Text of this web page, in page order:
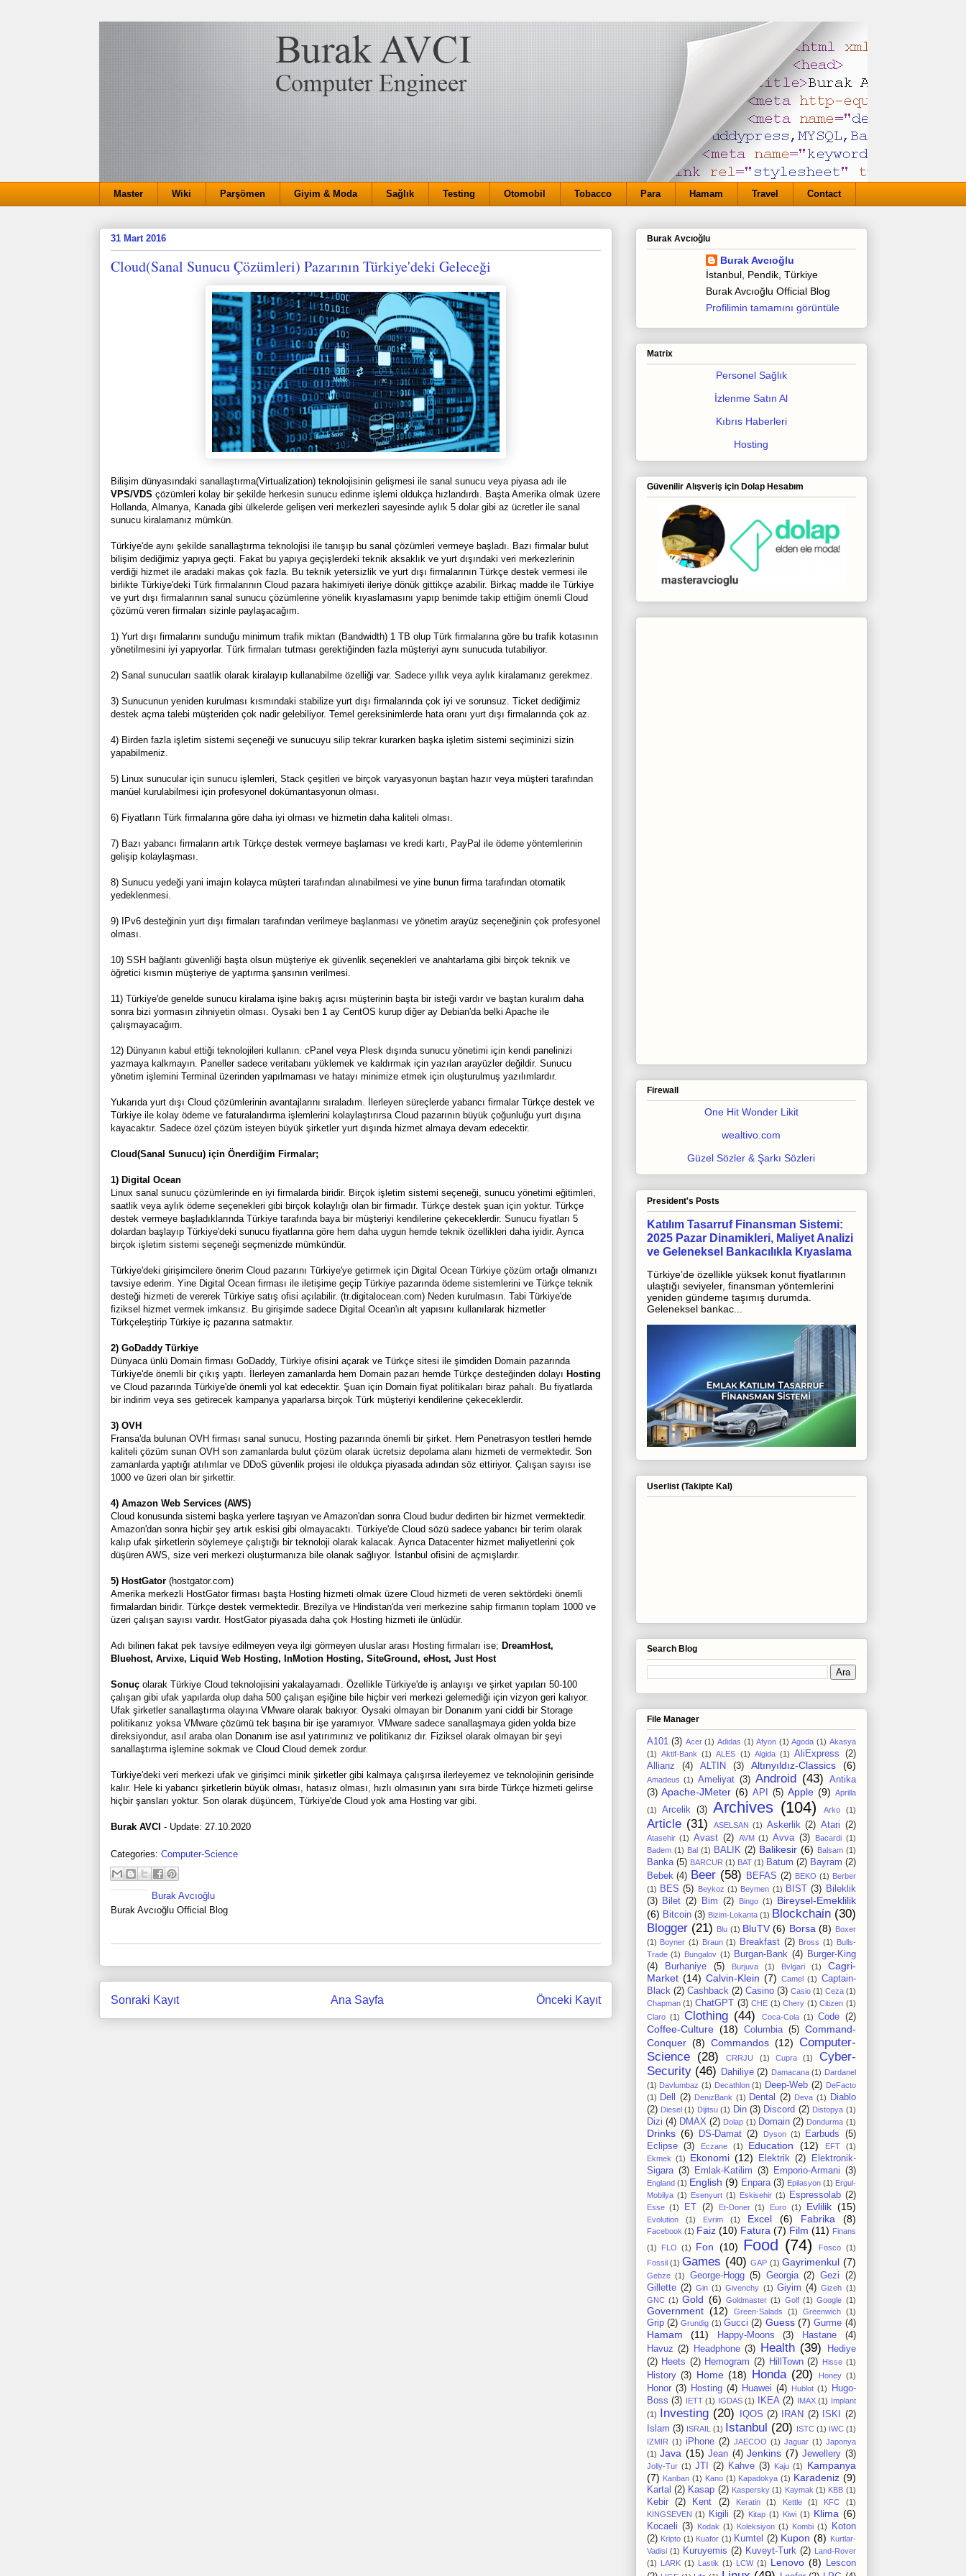
Master Wiki Parşömen Giyim & Moda Sağlık Testing Otomobil Tobacco Para Hamam Travel Contact
31 Mart 2016
Cloud(Sanal Sunucu Çözümleri) Pazarının Türkiye'deki Geleceği
Bilişim dünyasındaki sanallaştırma(Virtualization) teknolojisinin gelişmesi ile sanal sunucu veya piyasa adı ile
VPS/VDS çözümleri kolay bir şekilde herkesin sunucu edinme işlemi oldukça hızlandırdı. Başta Amerika olmak üzere
Hollanda, Almanya, Kanada gibi ülkelerde gelişen veri merkezleri sayesinde aylık 5 dolar gibi az ücretler ile sanal
sunucu kiralamanız mümkün.
Türkiye'de aynı şekilde sanallaştırma teknolojisi ile tanışıp bu sanal çözümleri vermeye başladı. Bazı firmalar bulut
bilişim dediğimiz yapıya geçti. Fakat bu yapıya geçişlerdeki teknik aksaklık ve yurt dışındaki veri merkezlerinin
verdiği hizmet ile aradaki makas çok fazla. Bu teknik yetersizlik ve yurt dışı firmalarının Türkçe destek vermesi ile
birlikte Türkiye'deki Türk firmalarının Cloud pazara hakimiyeti ileriye dönük gittikçe azabilir. Birkaç madde ile Türkiye
ve yurt dışı firmalarının sanal sunucu çözümlerine yönelik kıyaslamasını yapıp benimde takip ettiğim önemli Cloud
çözümü veren firmaları sizinle paylaşacağım.
1) Yurt dışı firmalarını sunduğu minimum trafik miktarı (Bandwidth) 1 TB olup Türk firmalarına göre bu trafik kotasının
yönetilmesini iyi yapıyorlar. Türk firmaları tutması gerektiğinden fazla müşteriyi aynı sunucuda tutabiliyor.
2) Sanal sunucuları saatlik olarak kiralayıp kullanabilme özelliği var. Sadece yıllık veya aylık kiralamanız gerekmez.
3) Sunucunun yeniden kurulması kısmındaki stabilize yurt dışı firmalarında çok iyi ve sorunsuz. Ticket dediğimiz
destek açma talebi müşteriden çok nadir gelebiliyor. Temel gereksinimlerde hata oranı yurt dışı firmalarında çok az.
4) Birden fazla işletim sistemi seçeneği ve sunucuyu silip tekrar kurarken başka işletim sistemi seçiminizi sizin
yapabilmeniz.
5) Linux sunucular için sunucu işlemleri, Stack çeşitleri ve birçok varyasyonun baştan hazır veya müşteri tarafından
manüel kurulabilmesi için profesyonel dokümantasyonun olması.
6) Fiyatların Türk firmalarına göre daha iyi olması ve hizmetin daha kaliteli olması.
7) Bazı yabancı firmaların artık Türkçe destek vermeye başlaması ve kredi kartı, PayPal ile ödeme yöntemlerinin
gelişip kolaylaşması.
8) Sunucu yedeği yani imajın kolayca müşteri tarafından alınabilmesi ve yine bunun firma tarafından otomatik
yedeklenmesi.
9) IPv6 desteğinin yurt dışı firmaları tarafından verilmeye başlanması ve yönetim arayüz seçeneğinin çok profesyonel
olması.
10) SSH bağlantı güvenliği başta olsun müşteriye ek güvenlik seçenekleri ve anahtarlama gibi birçok teknik ve
öğretici kısmın müşteriye de yaptırma şansının verilmesi.
11) Türkiye'de genelde sunucu kiralama işine bakış açısı müşterinin başta bir isteği vardır ve baştan kuralım daha
sonra bizi yormasın zihniyetin olması. Oysaki ben 1 ay CentOS kurup diğer ay Debian'da belki Apache ile
çalışmayacağım.
12) Dünyanın kabul ettiği teknolojileri kullanın. cPanel veya Plesk dışında sunucu yönetimi için kendi panelinizi
yazmaya kalkmayın. Paneller sadece veritabanı yüklemek ve kaldırmak için yazılan arayüzler değildir. Sunucu
yönetim işlemini Terminal üzerinden yapılmaması ve hatayı minimize etmek için oluşturulmuş yazılımlardır.
Yukarıda yurt dışı Cloud çözümlerinin avantajlarını sıraladım. İlerleyen süreçlerde yabancı firmalar Türkçe destek ve
Türkiye ile kolay ödeme ve faturalandırma işlemlerini kolaylaştırırsa Cloud pazarının büyük çoğunluğu yurt dışına
kayacaktır. Sadece özel çözüm isteyen büyük şirketler yurt dışında hizmet almaya devam edecektir.
Cloud(Sanal Sunucu) için Önerdiğim Firmalar;
1) Digital Ocean
Linux sanal sunucu çözümlerinde en iyi firmalarda biridir. Birçok işletim sistemi seçeneği, sunucu yönetimi eğitimleri,
saatlik veya aylık ödeme seçenekleri gibi birçok kolaylığı olan bir firmadır. Türkçe destek şuan için yoktur. Türkçe
destek vermeye başladıklarında Türkiye tarafında baya bir müşteriyi kendilerine çekeceklerdir. Sunucu fiyatları 5
dolardan başlayıp Türkiye'deki sunucu fiyatlarına göre hem daha uygun hemde teknik özellikleri daha iyidir. Ayrıca
birçok işletim sistemi seçeneği seçmenizde mümkündür.
Türkiye'deki girişimcilere önerim Cloud pazarını Türkiye'ye getirmek için Digital Ocean Türkiye çözüm ortağı olmanızı
tavsiye ederim. Yine Digital Ocean firması ile iletişime geçip Türkiye pazarında ödeme sistemlerini ve Türkçe teknik
desteği hizmeti de vererek Türkiye satış ofisi açılabilir. (tr.digitalocean.com) Neden kurulmasın. Tabi Türkiye'de
fiziksel hizmet vermek imkansız. Bu girişimde sadece Digital Ocean'ın alt yapısını kullanılarak hizmetler
Türkçeleştirip Türkiye iç pazarına satmaktır.
2) GoDaddy Türkiye
Dünyaca ünlü Domain firması GoDaddy, Türkiye ofisini açarak ve Türkçe sitesi ile şimdiden Domain pazarında
Türkiye'de önemli bir çıkış yaptı. İlerleyen zamanlarda hem Domain pazarı hemde Türkçe desteğinden dolayı Hosting
ve Cloud pazarında Türkiye'de önemli yol kat edecektir. Şuan için Domain fiyat politikaları biraz pahalı. Bu fiyatlarda
bir indirim veya ses getirecek kampanya yaparlarsa birçok Türk müşteriyi kendilerine çekeceklerdir.
3) OVH
Fransa'da bulunan OVH firması sanal sunucu, Hosting pazarında önemli bir şirket. Hem Penetrasyon testleri hemde
kaliteli çözüm sunan OVH son zamanlarda bulut çözüm olarak ücretsiz depolama alanı hizmeti de vermektedir. Son
zamanlarda yaptığı atılımlar ve DDoS güvenlik projesi ile oldukça piyasada adından söz ettiriyor. Çalışan sayısı ise
1000 ve üzeri olan bir şirkettir.
4) Amazon Web Services (AWS)
Cloud konusunda sistemi başka yerlere taşıyan ve Amazon'dan sonra Cloud budur dedirten bir hizmet vermektedir.
Amazon'dan sonra hiçbir şey artık eskisi gibi olmayacaktı. Türkiye'de Cloud sözü sadece yabancı bir terim olarak
kalıp ufak şirketlerin söylemeye çalıştığı bir teknoloji olarak kalacak. Ayrıca Datacenter hizmet maliyetlerini çok
düşüren AWS, size veri merkezi oluşturmanıza bile olanak sağlıyor. İstanbul ofisini de açmışlardır.
5) HostGator (hostgator.com)
Amerika merkezli HostGator firması başta Hosting hizmeti olmak üzere Cloud hizmeti de veren sektördeki önemli
firmalardan biridir. Türkçe destek vermektedir. Brezilya ve Hindistan'da veri merkezine sahip firmanın toplam 1000 ve
üzeri çalışan sayısı vardır. HostGator piyasada daha çok Hosting hizmeti ile ünlüdür.
Adı bilinen fakat pek tavsiye edilmeyen veya ilgi görmeyen uluslar arası Hosting firmaları ise; DreamHost,
Bluehost, Arvixe, Liquid Web Hosting, InMotion Hosting, SiteGround, eHost, Just Host
Sonuçolarak Türkiye Cloud teknolojisini yakalayamadı. Özellikle Türkiye'de iş anlayışı ve şirket yapıları 50-100
çalışan gibi ufak yapılarda olup daha 500 çalışan eşiğine bile hiçbir veri merkezi gelemediği için vizyon geri kalıyor.
Ufak şirketler sanallaştırma olayına VMware olarak bakıyor. Oysaki olmayan bir Donanım yani ciddi bir Storage
politikanız yoksa VMware çözümü tek başına bir işe yaramıyor. VMware sadece sanallaşmaya giden yolda bize
direksiyondur, asıl araba olan Donanım ise asıl yatırımınız ve politikanız dır. Fiziksel olarak olmayan bir şeyi
sanallaştırma işlemine sokmak ve Cloud Cloud demek zordur.
Türkiye'deki veri merkezi ufak ve girişimci minik şirketler gibi kalmaya çalışırsa ilerleyemez ve teknolojinin gerisinde
kalır. Hele ki yabancı şirketlerin büyük olması, hatasız olması, hızlı olmasının yanı sıra birde Türkçe hizmeti gelirse
hiçbir şansları yoktur. Son olarak düşüncem, Türkiye'de Cloud yok ama Hosting var gibi.
Burak AVCI - Update: 27.10.2020
Categories: Computer-Science
Burak Avcıoğlu
Burak Avcıoğlu Official Blog
Sonraki Kayıt Önceki Kayıt
Ana Sayfa
Burak Avcıoğlu
Burak Avcıoğlu
İstanbul, Pendik, Türkiye
Burak Avcıoğlu Official Blog
Profilimin tamamını görüntüle
Matrix
Personel Sağlık
İzlenme Satın Al
Kıbrıs Haberleri
Hosting
Güvenilir Alışveriş için Dolap Hesabım
Firewall
One Hit Wonder Likit
wealtivo.com
Güzel Sözler & Şarkı Sözleri
President's Posts
Katılım Tasarruf Finansman Sistemi:
2025 Pazar Dinamikleri, Maliyet Analizi
ve Geleneksel Bankacılıkla Kıyaslama
Türkiye’de özellikle yüksek konut fiyatlarının
ulaştığı seviyeler, finansman yöntemlerini
yeniden gündeme taşımış durumda.
Geleneksel bankac...
Userlist (Takipte Kal)
Search Blog
File Manager
A101 (3) Acer (1) Adidas (1) Afyon (1) Agoda (1) Akasya
(1) Aktif-Bank (1) ALES (1) Algida (1) AliExpress
(2)
Allianz
(4) ALTIN (3) Altınyıldız-Classics (6)
Amadeus (1) Ameliyat (3) Android (43)
Antika
(3) Apache-JMeter (6) API (5) Apple (9) Aprilla
(1)
Arcelik (3) Archives (104) Arko (1)
Article (31) ASELSAN (1) Askerlik (2) Atari (2)
Atasehir (1) Avast (2) AVM (1) Avva (3) Bacardi (1)
Badem (1) Bal (1) BALIK (2) Balikesir (6) Balsam (1)
Banka (5) BARCUR (1) BAT (1) Batum (2) Bayram (2)
Bebek (4) Beer (58) BEFAS (2) BEKO (1) Berber
(1) BES (5) Beykoz (1) Beymen (1) BIST (3) Bileklik
(3)
Bilet (2) Bim (2) Bingo (1)
Bireysel-Emeklilik
(6) Bitcoin (3) Bizim-Lokanta (1) Blockchain (30)
Blogger (21) Blu (1) BluTV (6) Borsa (8) Boxer
(1) Boyner (1) Braun (1) Breakfast (2) Bross (1) Bulls-
Trade (1) Bungalov (1) Burgan-Bank (4) Burger-King
(4)
Burhaniye (5) Burjuva (1) Bvlgari (1)
Cagri-
Market (14) Calvin-Klein (7) Camel (1) Captain-
Black (2) Cashback (2) Casino (3) Casio (1) Ceza (1)
Chapman (1) ChatGPT (3) CHE (1) Chery (1) Citizen (1)
Claro (1) Clothing (44) Coca-Cola (1) Code (2)
Coffee-Culture (18) Columbia (5)
Command-
Conquer (8) Commandos (12)
Computer-
Science
(28) CRRJU (1) Cupra (1)
Cyber-
Security (46) Dahiliye (2) Damacana (1) Dardanel
(1) Davlumbaz (1) Decathlon (1) Deep-Web (2) DeFacto
(1) Dell (2) DenizBank (1) Dental (2) Deva (1)
Diablo
(2) Diesel (1) Dijitsu (1) Din (3) Discord (2) Distopya (1)
Dizi (4) DMAX (2) Dolap (1) Domain (2) Dondurma (1)
Drinks (6) DS-Damat (2) Dyson (1) Earbuds
(5)
Eclipse
(3) Eczane (1) Education (12) EFT
(1)
Ekmek (1) Ekonomi (12) Elektrik (2)
Elektronik-
Sigara (3) Emlak-Katilim (3) Emporio-Armani (3)
England (1) English (9) Enpara (3) Epilasyon (1) Ergul-
Mobilya (1) Esenyurt (1) Eskisehir (1) Espressolab (2)
Esse (1) ET (2) Et-Doner (1) Euro (1) Evlilik (15)
Evolution (1) Evrim (1) Excel (6) Fabrika (8)
Facebook (1) Faiz (10) Fatura (7) Film (11) Finans
(1)
FLO (1) Fon (10) Food (74) Fosco (1)
Fossil (1) Games (40) GAP (1) Gayrimenkul (7)
Gebze (1) George-Hogg (5) Georgia (2) Gezi
(2)
Gillette (2) Gin (1) Givenchy (1) Giyim (4) Gizeh (1)
GNC (1) Gold (6) Goldmaster (1) Golf (1) Google (1)
Government (12) Green-Salads (1) Greenwich (1)
Grip (2) Grundig (1) Gucci (2) Guess (7) Gurme (4)
Hamam (11) Happy-Moons (3) Hastane
(4)
Havuz (2) Headphone (3) Health (39)
Hediye
(2) Heets (2) Hemogram (2) HillTown (2) Hisse (1)
History (3) Home (18) Honda (20) Honey (1)
Honor (3) Hosting (4) Huawei (4) Hublot (1)
Hugo-
Boss (3) IETT (1) IGDAS (1) IKEA (2) IMAX (1) Implant
(1) Investing (20) IQOS (2) IRAN (2) ISKI
(2)
Islam (3) ISRAIL (1) Istanbul (20) ISTC (1) IWC (1)
IZMIR (1) iPhone (2) JAECOO (1) Jaguar (1) Japonya
(1) Java (15) Jean (4) Jenkins (7) Jewellery (3)
Jolly-Tur (1) JTI (2) Kahve (3) Kaju (1)
Kampanya
(7) Kanban (1) Kano (1) Kapadokya (1) Karadeniz (9)
Kartal (2) Kasap (2) Kaspersky (1) Kaymak (1) KBB (1)
Kebir (2) Kent (2) Keratin (1) Kettle (1) KFC
(1)
KINGSEVEN (1) Kigili (2) Kitap (1) Kiwi (1) Klima (6)
Kocaeli (3) Kodak (1) Koleksiyon (1) Kombi (1)
Koton
(2) Kripto (1) Kuafor (1) Kumtel (2) Kupon (8) Kurtlar-
Vadisi (1) Kuruyemis (2) Kuveyt-Turk (2) Land-Rover
(1) LARK (1) Lastik (1) LCW (1) Lenovo (8)
Lescon